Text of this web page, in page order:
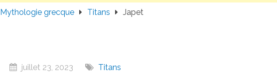
Mythologie grecque Titans Japet
juillet 23, 2023 Titans